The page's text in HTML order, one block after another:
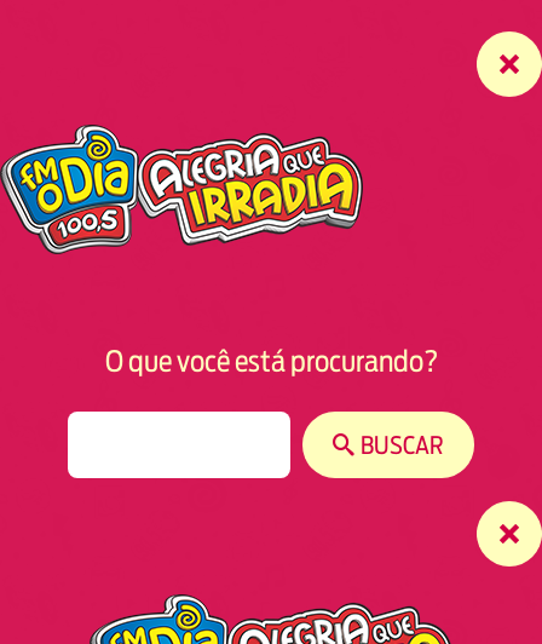
O que você está procurando?
BUSCAR